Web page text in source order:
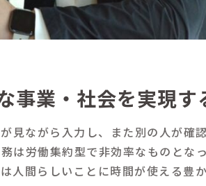
事業・社会を実現す
見ながら入力し、また別の人が確
は労働集約型で非効率なものとな
人間らしいことに時間が使える豊